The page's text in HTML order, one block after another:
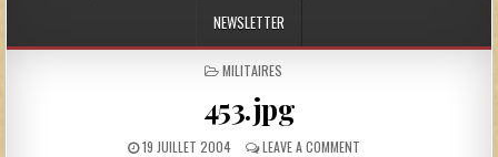
NEWSLETTER
POSTED IN
MILITAIRES
453.jpg
PUBLISHED DATE:
19 JUILLET 2004 LEAVE A COMMENTON 453.JPG